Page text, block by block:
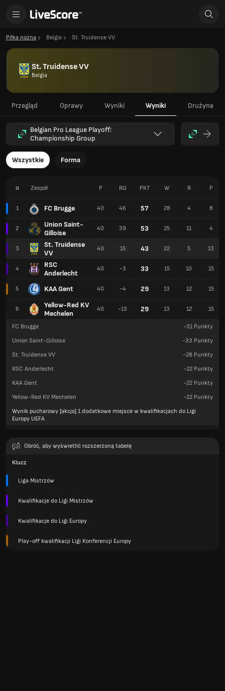
Piłka nożna Belgia St. Truidense VV
St. Truidense VV
Belgia
Przegląd Oprawy Wyniki Wyniki Drużyna
Belgian Pro League Playoff:
Championship Group
Wszystkie Forma
# Zespół
1 FC Brugge
2
Union Saint-
Gilloise
3
St. Truidense
VV
4
RSC
Anderlecht
5 KAA Gent
6
Yellow-Red KV
Mechelen
P RG PKT W R P
40 46 57 28 4 8
40 39 53 25 11 4
40 15 43 22 5 13
40 -3 33 15 10 15
40 -4 29 13 12 15
40 -13 29 13 12 15
FC Brugge -31 Punkty
Union Saint-Gilloise
-33 Punkty
St. Truidense VV
-28 Punkty
RSC Anderlecht
-22 Punkty
KAA Gent
-22 Punkty
Yellow-Red KV Mechelen
-22 Punkty
Wynik pucharowy [akcja] 1 dodatkowe miejsce w kwalifikacjach do Ligi
Europy UEFA
Obróć, aby wyświetlić rozszerzoną tabelę
Klucz
Liga Mistrzów
Kwalifikacje do Ligi Mistrzów
Kwalifikacje do Ligi Europy
Play-off kwalifikacji Ligi Konferencji Europy